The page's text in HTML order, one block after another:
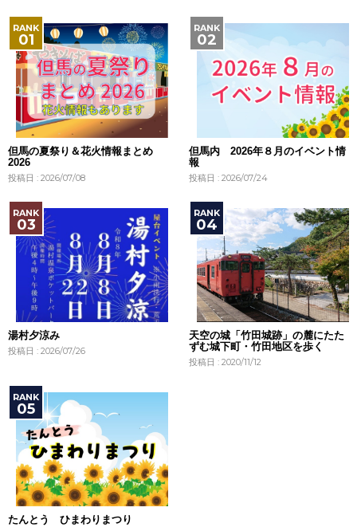
但馬の夏祭り＆花火情報まとめ
2026
投稿日 : 2026/07/08
但馬内 2026年８月のイベント情
報
投稿日 : 2026/07/24
湯村夕涼み
投稿日 : 2026/07/26
天空の城「竹田城跡」の麓にたた
ずむ城下町・竹田地区を歩く
投稿日 : 2020/11/12
たんとう ひまわりまつり